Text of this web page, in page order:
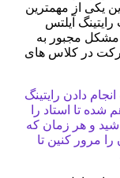
یکی از مهمترین
آیلتس
مشکل مجبور به
در کلاس های
دادن رایتینگ
تا استاد را
و هر زمان که
را مرور کنین تا